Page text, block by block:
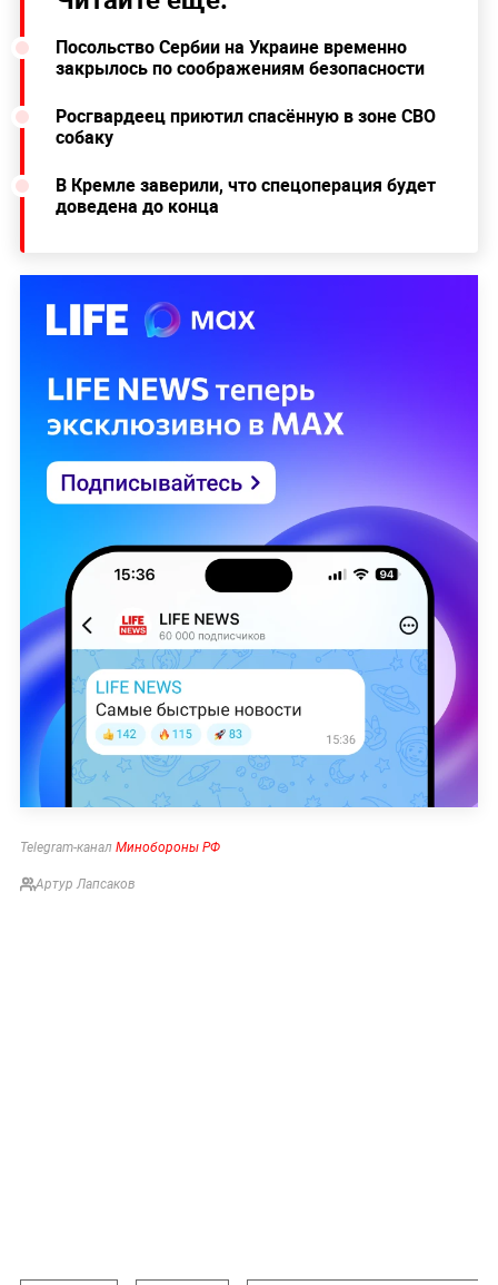
Посольство Сербии на Украине временно
закрылось по соображениям безопасности
Росгвардеец приютил спасённую в зоне СВО
собаку
В Кремле заверили, что спецоперация будет
доведена до конца
Telegram-канал Минобороны РФ
Артур Лапсаков